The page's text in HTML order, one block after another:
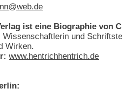
ist eine Biographie von
und
Wirken.
www.hentrichhentrich.de